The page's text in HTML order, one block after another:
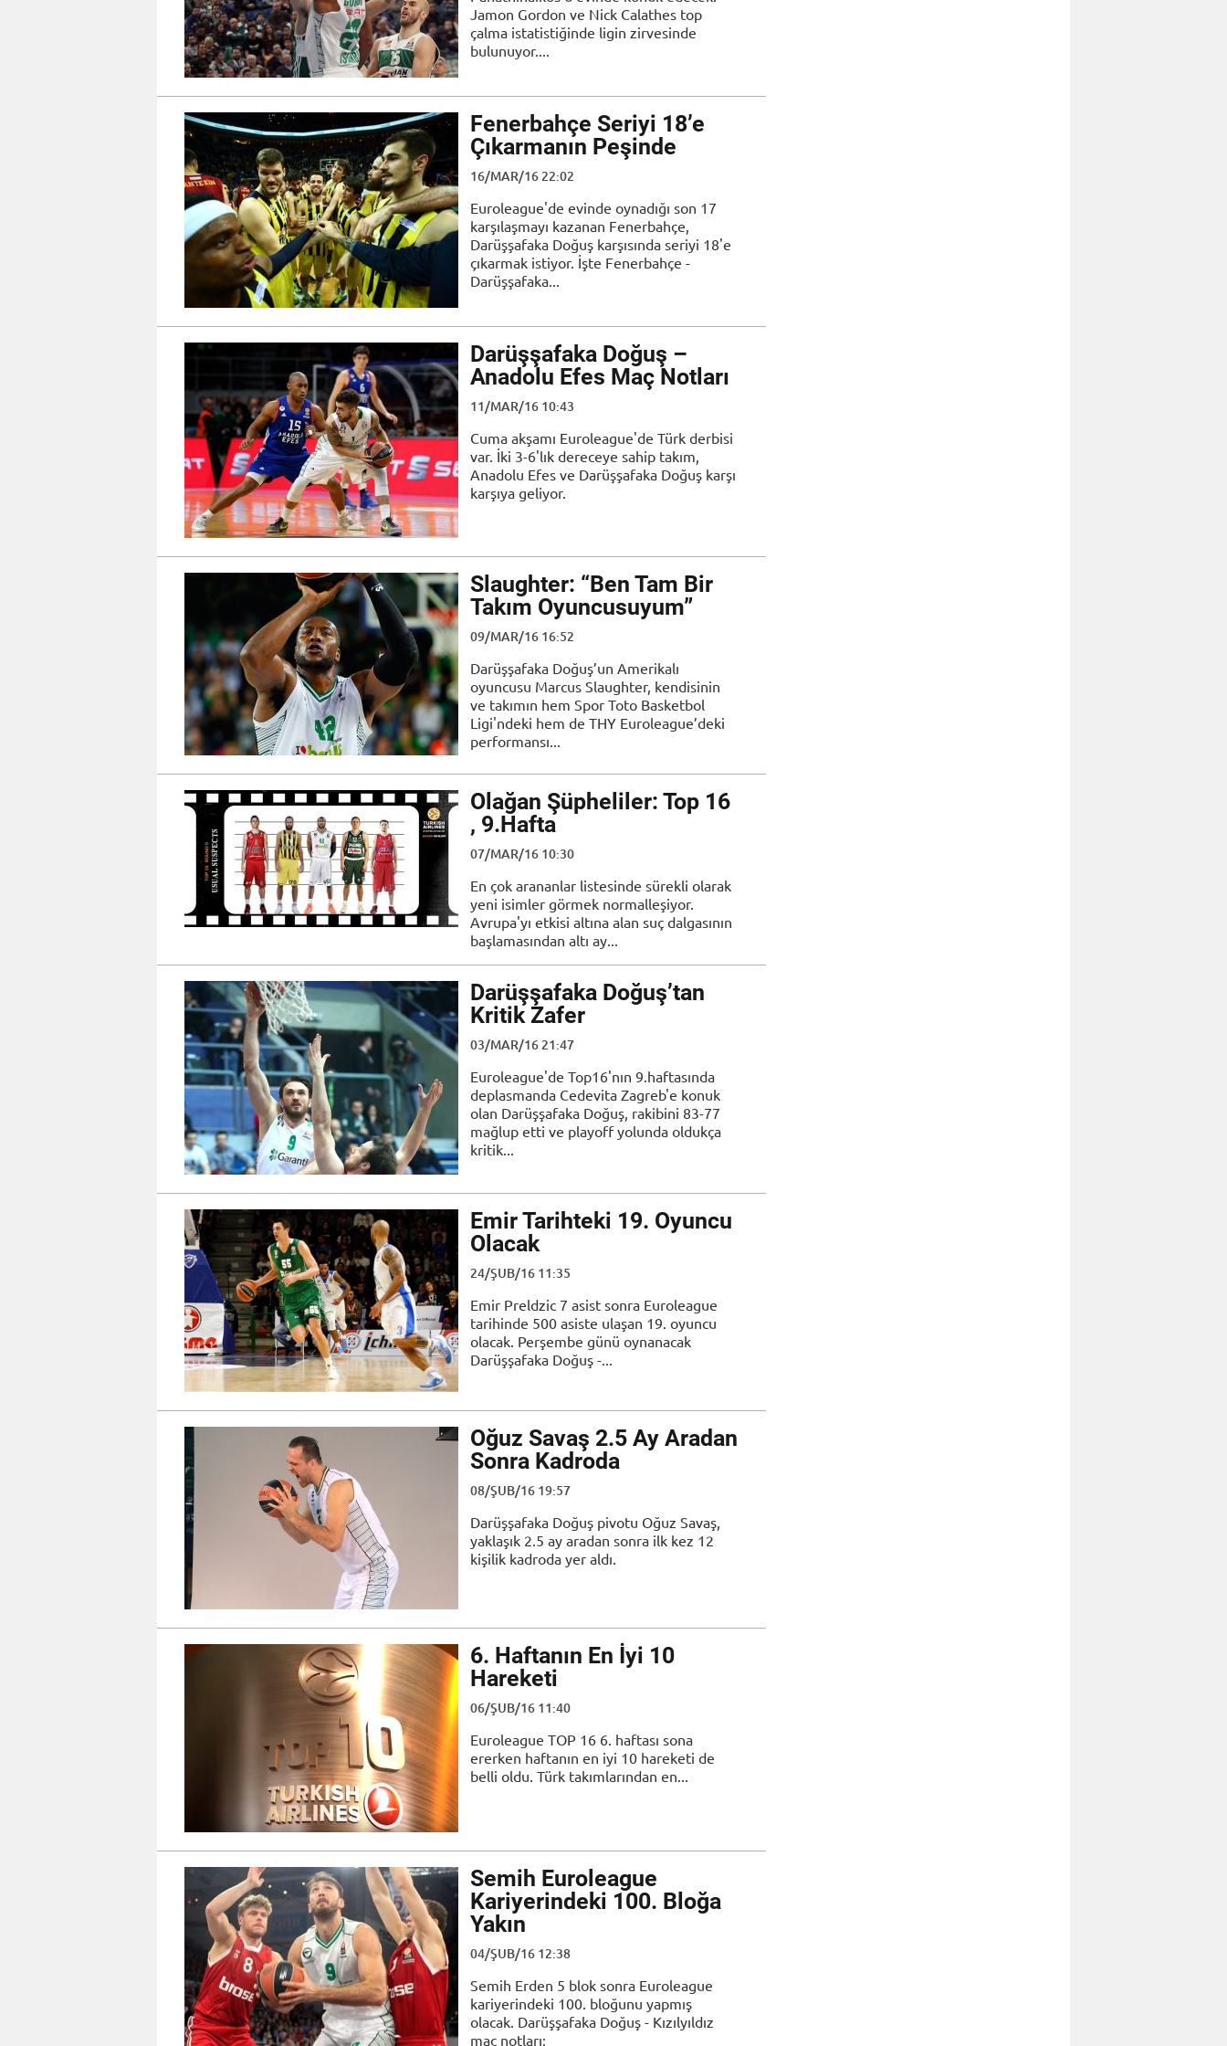
Jamon Gordon ve Nick Calathes top
çalma istatistiğinde ligin zirvesinde
bulunuyor....
Fenerbahçe Seriyi 18’e
Çıkarmanın Peşinde
16/MAR/16 22:02
Euroleague'de evinde oynadığı son 17
karşılaşmayı kazanan Fenerbahçe,
Darüşşafaka Doğuş karşısında seriyi 18'e
çıkarmak istiyor. İşte Fenerbahçe -
Darüşşafaka...
Darüşşafaka Doğuş –
Anadolu Efes Maç Notları
11/MAR/16 10:43
Cuma akşamı Euroleague'de Türk derbisi
var. İki 3-6'lık dereceye sahip takım,
Anadolu Efes ve Darüşşafaka Doğuş karşı
karşıya geliyor.
Slaughter: “Ben Tam Bir
Takım Oyuncusuyum”
09/MAR/16 16:52
Darüşşafaka Doğuş’un Amerikalı
oyuncusu Marcus Slaughter, kendisinin
ve takımın hem Spor Toto Basketbol
Ligi'ndeki hem de THY Euroleague’deki
performansı...
Olağan Şüpheliler: Top 16
, 9.Hafta
07/MAR/16 10:30
En çok arananlar listesinde sürekli olarak
yeni isimler görmek normalleşiyor.
Avrupa'yı etkisi altına alan suç dalgasının
başlamasından altı ay...
Darüşşafaka Doğuş’tan
Kritik Zafer
03/MAR/16 21:47
Euroleague'de Top16'nın 9.haftasında
deplasmanda Cedevita Zagreb'e konuk
olan Darüşşafaka Doğuş, rakibini 83-77
mağlup etti ve playoff yolunda oldukça
kritik...
Emir Tarihteki 19. Oyuncu
Olacak
24/ŞUB/16 11:35
Emir Preldzic 7 asist sonra Euroleague
tarihinde 500 asiste ulaşan 19. oyuncu
olacak. Perşembe günü oynanacak
Darüşşafaka Doğuş -...
Oğuz Savaş 2.5 Ay Aradan
Sonra Kadroda
08/ŞUB/16 19:57
Darüşşafaka Doğuş pivotu Oğuz Savaş,
yaklaşık 2.5 ay aradan sonra ilk kez 12
kişilik kadroda yer aldı.
6. Haftanın En İyi 10
Hareketi
06/ŞUB/16 11:40
Euroleague TOP 16 6. haftası sona
ererken haftanın en iyi 10 hareketi de
belli oldu. Türk takımlarından en...
Semih Euroleague
Kariyerindeki 100. Bloğa
Yakın
04/ŞUB/16 12:38
Semih Erden 5 blok sonra Euroleague
kariyerindeki 100. bloğunu yapmış
olacak. Darüşşafaka Doğuş - Kızılyıldız
maç notları: